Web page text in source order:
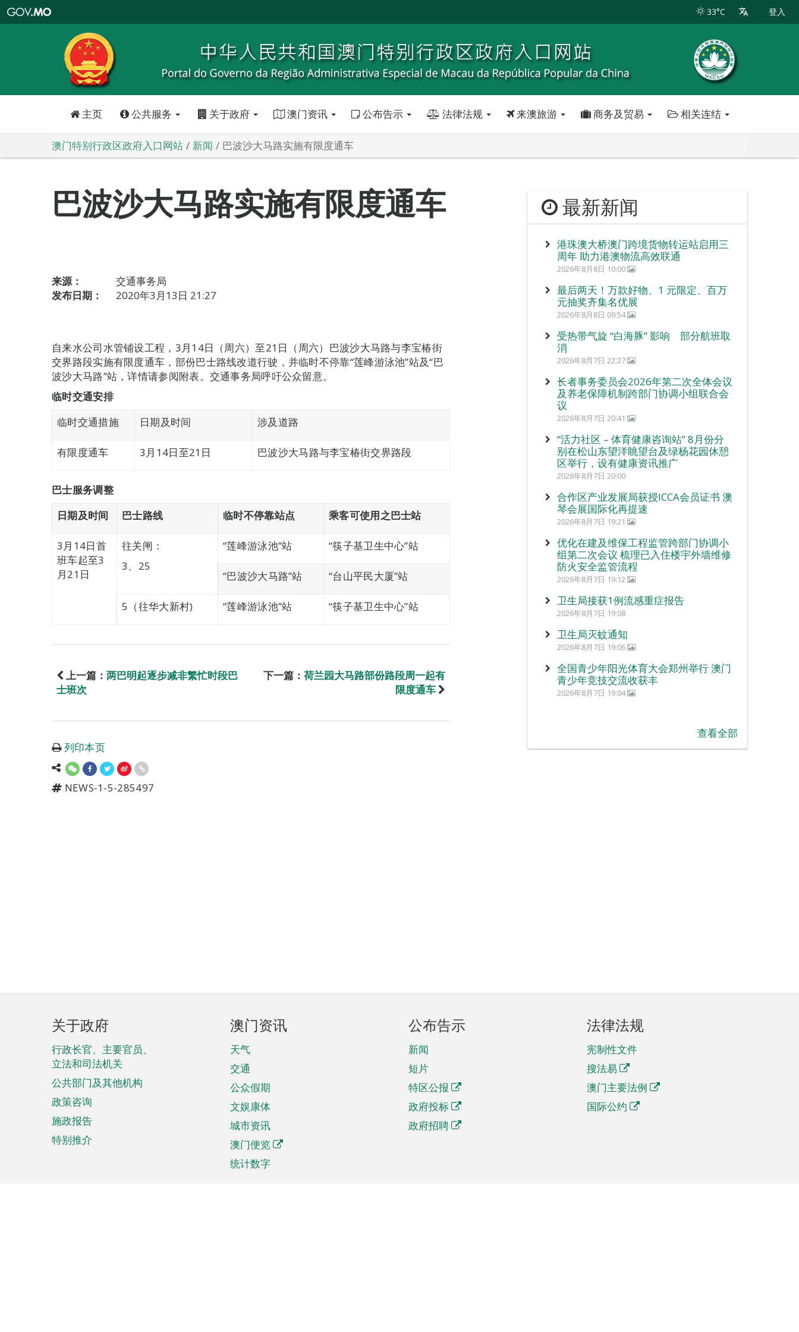
特
政
区
政
口
33°C 登入
主页 公共服务 关于政府 澳门资讯 公布告示 法律法规 来澳旅游 商务及贸易 相关连结
澳门特别行政区政府入口网站 新闻 巴波沙大马路实施有限度通车
巴波沙大马路实施有限度通车
来源：
交通事务局
发布日期：
2020年3月13日 21:27
自来水公司水管铺设工程，3月14日（周六）至21日（周六）巴波沙大马路与李宝椿街
交界路段实施有限度通车，部份巴士路线改道行驶，并临时不停靠“莲峰游泳池”站及“巴
波沙大马路”站，详情请参阅附表。交通事务局呼吁公众留意。
临时交通安排
临时交通措施
日期及时间 涉及道路
有限度通车 3月14日至21日 巴波沙大马路与李宝椿街交界路段
巴士服务调整
日期及时间
巴士路线 临时不停靠站点 乘客可使用之巴士站
3月14日首
班车起至3
月21日
往关闸：
3、25
“莲峰游泳池”站 “筷子基卫生中心”站
“巴波沙大马路”站 “台山平民大厦”站
5（往华大新村) “莲峰游泳池”站 “筷子基卫生中心”站
上一篇： 两巴明起逐步减非繁忙时段巴
士班次
下一篇： 荷兰园大马路部份路段周一起有
限度通车
列印本页
NEWS-1-5-285497
最新新闻
港珠澳大桥澳门跨境货物转运站启用三
周年 助力港澳物流高效联通
2026年8月8日 10:00
最后两天！万款好物、1 元限定、百万
元抽奖齐集名优展
2026年8月8日 09:54
受热带气旋 “白海豚” 影响 部分航班取
消
2026年8月7日 22:27
长者事务委员会2026年第二次全体会议
及养老保障机制跨部门协调小组联合会
议
2026年8月7日 20:41
“活力社区 – 体育健康咨询站” 8月份分
别在松山东望洋眺望台及绿杨花园休憩
区举行，设有健康资讯推广
2026年8月7日 20:00
合作区产业发展局获授ICCA会员证书 澳
琴会展国际化再提速
2026年8月7日 19:21
优化在建及维保工程监管跨部门协调小
组第二次会议 梳理已入住楼宇外墙维修
防火安全监管流程
2026年8月7日 19:12
卫生局接获1例流感重症报告
2026年8月7日 19:08
卫生局灭蚊通知
2026年8月7日 19:06
全国青少年阳光体育大会郑州举行 澳门
青少年竞技交流收获丰
2026年8月7日 19:04
查看全部
页
脚
菜
单
关于政府
行政长官、主要官员、
立法和司法机关
公共部门及其他机构
政策咨询
施政报告
特别推介
澳门资讯
天气
交通
公众假期
文娱康体
城市资讯
澳门便览
统计数字
公布告示
新闻
短片
特区公报
政府投标
政府招聘
法律法规
宪制性文件
搜法易
澳门主要法例
国际公约